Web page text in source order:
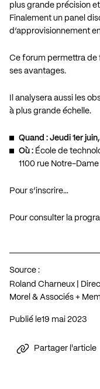
plus grande précision
Finalement un panel
d’approvisionnement
Ce forum permettra de
ses avantages.
Il analysera aussi les
à plus grande échelle.
Quand : Jeudi 1er
Où : École de
1100 rue Notre-
Pour s’inscrire…
Pour consulter la
Source :
Roland Charneux |
Morel & Associés +
Publié le 19 mai 2023
Partager l'article